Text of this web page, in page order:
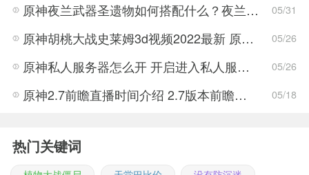
原神夜兰武器圣遗物如何搭配什么？夜兰武器圣遗物搭配推荐攻略 05/31
原神胡桃大战史莱姆3d视频2022最新 原神胡桃大战史莱姆3d视频完整版 05/26
原神私人服务器怎么开 开启进入私人服务器详细介绍 05/26
原神2.7前瞻直播时间介绍 2.7版本前瞻直播时间一览 05/18
热门关键词